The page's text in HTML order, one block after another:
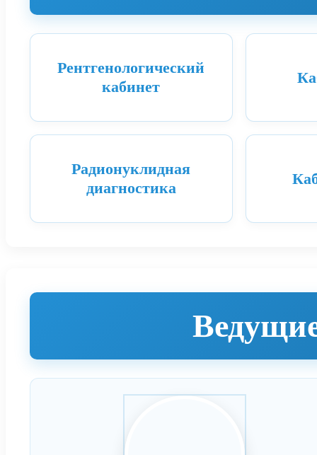
Рентгенологический
кабинет
Радионуклидная
диагностика